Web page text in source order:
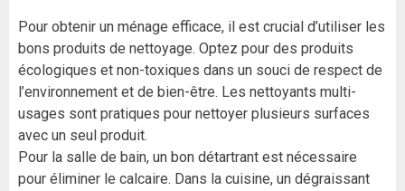
Pour obtenir un ménage efficace, il est crucial d’utiliser les
bons produits de nettoyage. Optez pour des produits
écologiques et non-toxiques dans un souci de respect de
l’environnement et de bien-être. Les nettoyants multi-
usages sont pratiques pour nettoyer plusieurs surfaces
avec un seul produit.
Pour la salle de bain, un bon détartrant est nécessaire
pour éliminer le calcaire. Dans la cuisine, un dégraissant